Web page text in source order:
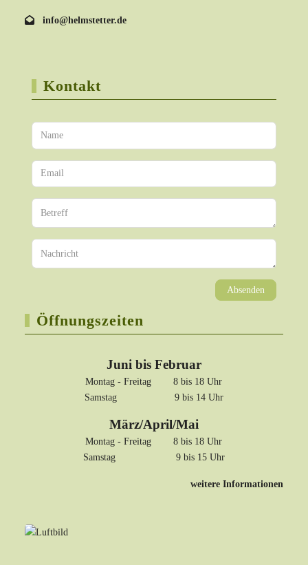
info@helmstetter.de
Kontakt
Absenden
Öffnungszeiten
Juni bis Februar
Montag - Freitag 8 bis 18 Uhr
Samstag 9 bis 14 Uhr
März/April/Mai
Montag - Freitag 8 bis 18 Uhr
Samstag 9 bis 15 Uhr
weitere Informationen